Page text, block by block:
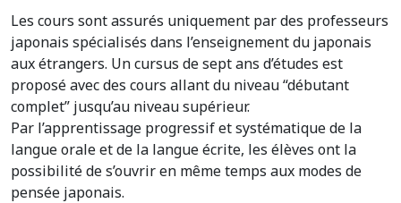
Les cours sont assurés uniquement par des professeurs
japonais spécialisés dans l’enseignement du japonais
aux étrangers. Un cursus de sept ans d’études est
proposé avec des cours allant du niveau “débutant
complet” jusqu’au niveau supérieur.
Par l’apprentissage progressif et systématique de la
langue orale et de la langue écrite, les élèves ont la
possibilité de s’ouvrir en même temps aux modes de
pensée japonais.